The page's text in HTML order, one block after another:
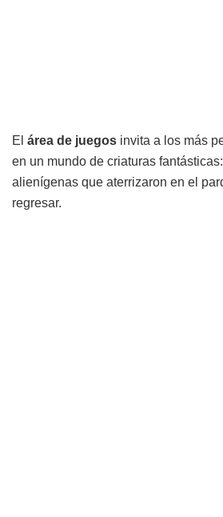
El área de juegos invita a los más
en un mundo de criaturas
alienígenas que aterrizaron en el
regresar.